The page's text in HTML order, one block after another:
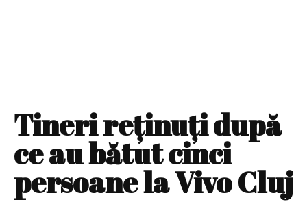
Tineri reţinuţi după
ce au bătut cinci
persoane la Vivo Cluj